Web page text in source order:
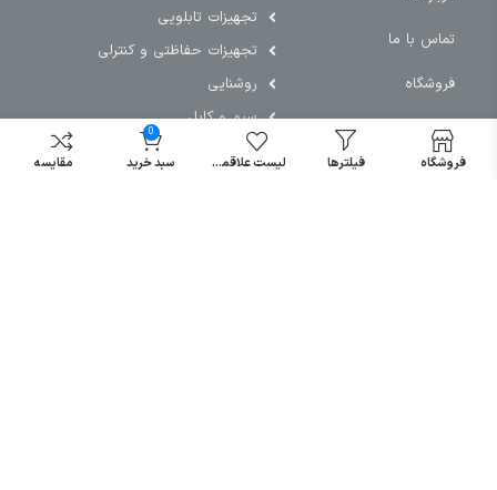
تماس با ما
فروشگاه
تجهیزات تابلویی
تجهیزات حفاظتی و کنترلی
روشنایی
سیم و کابل
فریم تابلو
فروشگاه فیلترها لیست علاقمندی
0
سبد خرید مقایسه